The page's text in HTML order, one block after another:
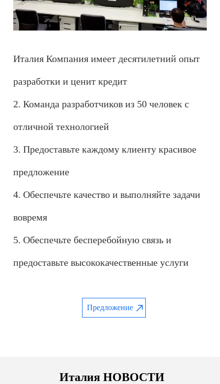
Италия Компания имеет десятилетний опыт
разработки и ценит кредит
2. Команда разработчиков из 50 человек с
отличной технологией
3. Предоставьте каждому клиенту красивое
предложение
4. Обеспечьте качество и выполняйте задачи
вовремя
5. Обеспечьте бесперебойную связь и
предоставьте высококачественные услуги
Предложение
Италия НОВОСТИ